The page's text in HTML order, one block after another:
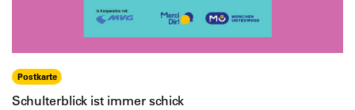
Postkarte
Schulterblick ist immer schick